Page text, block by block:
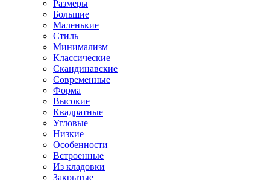
Размеры
Большие
Маленькие
Стиль
Минимализм
Классические
Скандинавские
Современные
Форма
Высокие
Квадратные
Угловые
Низкие
Особенности
Встроенные
Из кладовки
Закрытые